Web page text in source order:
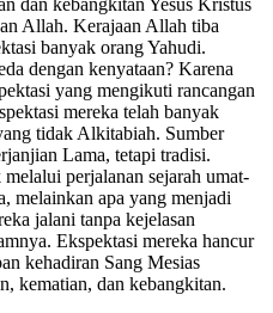
dan kebangkitan Yesus Kristus
Allah. Kerajaan Allah tiba
banyak orang Yahudi.
dengan kenyataan? Karena
yang mengikuti rancangan
mereka telah banyak
tidak Alkitabiah. Sumber
Lama, tetapi tradisi.
perjalanan sejarah umat-
melainkan apa yang menjadi
jalani tanpa kejelasan
Ekspektasi mereka hancur
kehadiran Sang Mesias
kematian, dan kebangkitan.